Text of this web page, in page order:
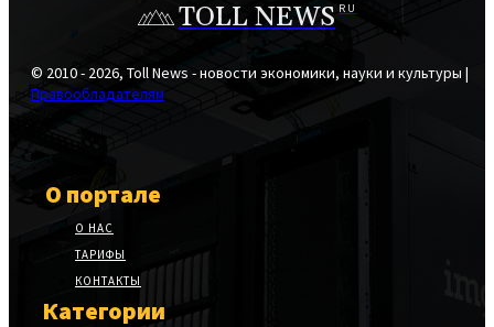
TOLL NEWS RU
© 2010 - 2026, Toll News - новости экономики, науки и культуры |
Правообладателям
О портале
О НАС
ТАРИФЫ
КОНТАКТЫ
Категории